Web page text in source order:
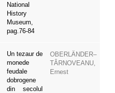
National
History
Museum,
pag.76-84
Un tezaur de
monede
feudale
dobrogene
din secolul
OBERLÄNDER–
TÂRNOVEANU,
Ernest